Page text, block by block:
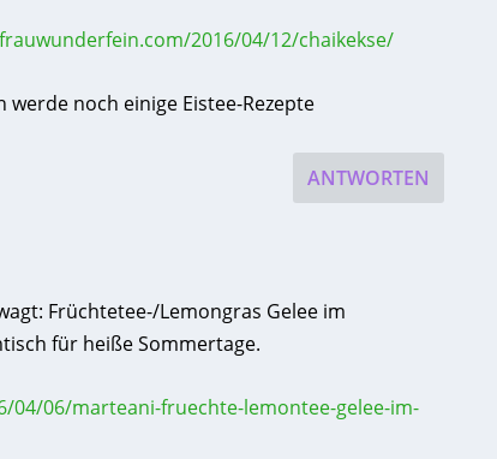
2016/04/12/chaikekse/
noch einige Eistee-Rezepte
ANTWORTEN
Früchtetee-/Lemongras Gelee im
für heiße Sommertage.
06/marteani-fruechte-lemontee-gelee-im-